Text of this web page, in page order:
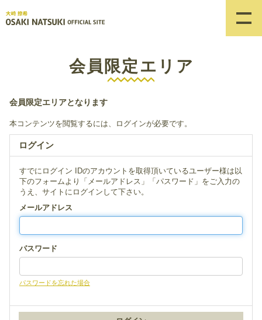
会員限定エリア
会員限定エリアとなります
本コンテンツを閲覧するには、ログインが必要です。
ログイン
すでにログイン IDのアカウントを取得頂いているユーザー様は以
下のフォームより「メールアドレス」「パスワード」をご入力の
うえ、サイトにログインして下さい。
メールアドレス
パスワード
パスワードを忘れた場合